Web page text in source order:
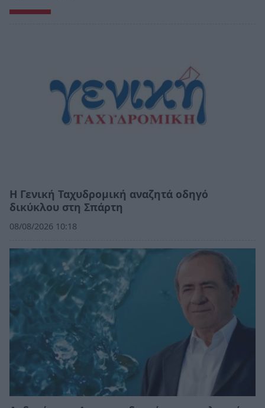
Η Γενική Ταχυδρομική αναζητά οδηγό
δικύκλου στη Σπάρτη
08/08/2026 10:18